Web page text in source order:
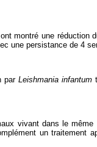
montré une réduction
une persistance de 4
par Leishmania infantum
vivant dans le
un traitement